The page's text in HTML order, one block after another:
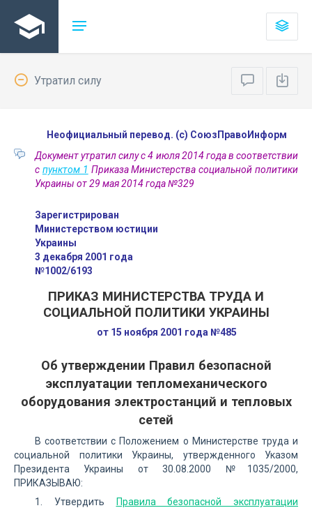
Утратил силу
Неофициальный перевод. (с) СоюзПравоИнформ
Документ утратил силу с 4 июля 2014 года в соответствии
с пунктом 1 Приказа Министерства социальной политики
Украины от 29 мая 2014 года №329
Зарегистрирован
Министерством юстиции
Украины
3 декабря 2001 года
№1002/6193
ПРИКАЗ МИНИСТЕРСТВА ТРУДА И
СОЦИАЛЬНОЙ ПОЛИТИКИ УКРАИНЫ
от 15 ноября 2001 года №485
Об утверждении Правил безопасной
эксплуатации тепломеханического
оборудования электростанций и тепловых
сетей
В соответствии с Положением о Министерстве труда и
социальной политики Украины, утвержденного Указом
Президента Украины от 30.08.2000 №1035/2000,
ПРИКАЗЫВАЮ:
1. Утвердить
Правила безопасной эксплуатации